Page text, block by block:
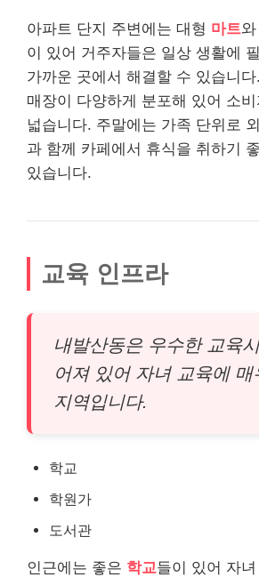
아파트 단지 주변에는 대형 마트
이 있어 거주자들은 일상 생활에
가까운 곳에서 해결할 수 있습니
매장이 다양하게 분포해 있어 소
넓습니다. 주말에는 가족 단위로
과 함께 카페에서 휴식을 취하기
있습니다.
교육 인프라
내발산동은 우수한 교육
어져 있어 자녀 교육에 매
지역입니다.
학교
학원가
도서관
인근에는 좋은 학교들이 있어 자